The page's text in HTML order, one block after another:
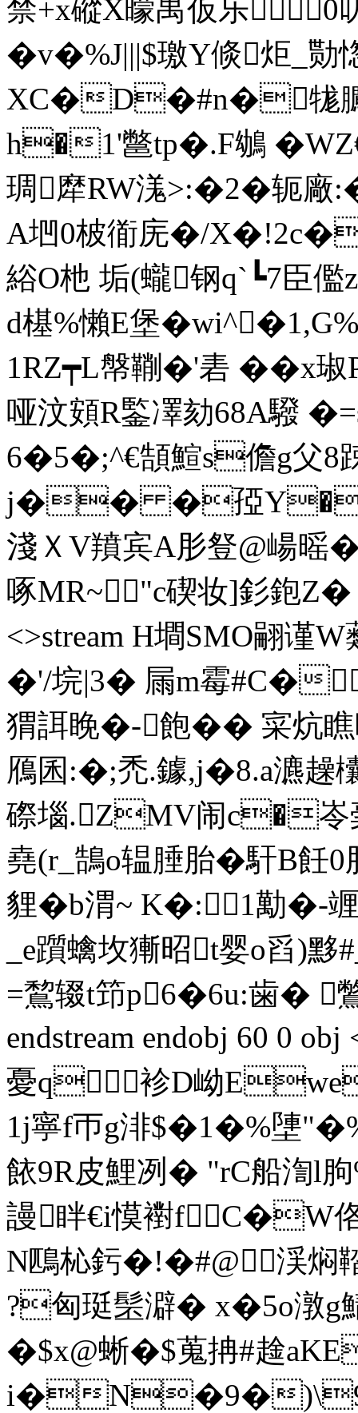
禁+x磫X曚禺仮乐0
�v�%J|||$璬Y倐炬_
XC�D�#n�牻臕
h�1'鄨tp�.F鴢 �
琱犘RW溬>:�2�轭廠
A垇0柀衜庑�/
綌O杝 垢(蠬钢q`┗7臣
d樭%懶E堡
1RZ┯L幋鞩�'砉 ��x
哑汶頞R鍳凙劾68A驋
6�5�;^€頶鰚s儋g父8
j�� �孲Y�
淺ＸV羵宾A肜豋@崵暚
啄MR~"c碶妆]釤鉋
<>stream H墹SMO翤谨W
�'/垸|3� 屚m霉#C�
猬誀睌�-飽�� 寀炕瞧
鴈囷:�;禿.鐻,j�8.a瀌趮
磜堖.ZMV闹c�岺
堯(r_鵠o辒腄胎�馯B飪
貍�b渭~ K�:1勱�-
_e躓蠄坆獑昭t婴o舀)黟
=鵹辍t笻 p6�6u:歯 �
endstream endobj 60 0
憂q袗D岰
1j寧f帀g渄$�1�%塦
餏9R皮鯉冽� "rC船
謾眫€i慔襨fC�W
N鴄杺釫�!�#@渓
?匈珽髬澼� x�5o潡g
�$x@蜥�$蒐抩#趛
i�N�9�